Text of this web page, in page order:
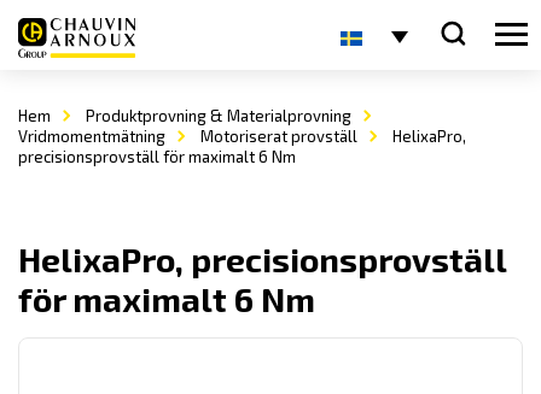
Hem
Produktprovning & Materialprovning
Vridmomentmätning
Motoriserat provställ
HelixaPro,
precisionsprovställ för maximalt 6 Nm
HelixaPro, precisionsprovställ
för maximalt 6 Nm